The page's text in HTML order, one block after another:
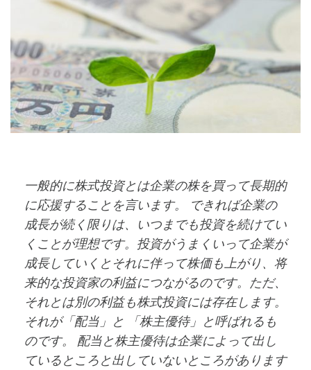
一般的に株式投資とは企業の株を買って長期的
に応援することを言います。 できれば企業の
成長が続く限りは、いつまでも投資を続けてい
くことが理想です。投資がうまくいって企業が
成長していくとそれに伴って株価も上がり、将
来的な投資家の利益につながるのです。ただ、
それとは別の利益も株式投資には存在します。
それが「配当」と 「株主優待」と呼ばれるも
のです。 配当と株主優待は企業によって出し
ているところと出していないところがあります